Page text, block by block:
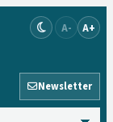
A- A+
Newsletter